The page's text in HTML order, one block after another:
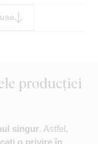
producției
singur. Astfel,
o privire în